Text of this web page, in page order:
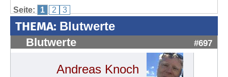
Seite: 1 2 3
THEMA: Blutwerte
Blutwerte #697
Andreas Knoch